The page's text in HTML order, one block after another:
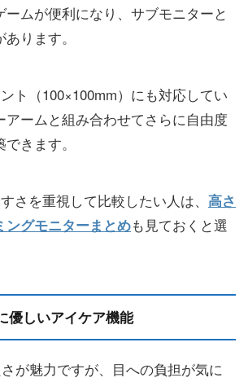
ームが便利になり、サブモニターと
ります。
ト（100×100mm）にも対応してい
アームと組み合わせてさらに自由度
きます。
さを重視して比較したい人は、 高さ
ングモニターまとめも見ておくと選
優しいアイケア機能
が魅力ですが、目への負担が気に